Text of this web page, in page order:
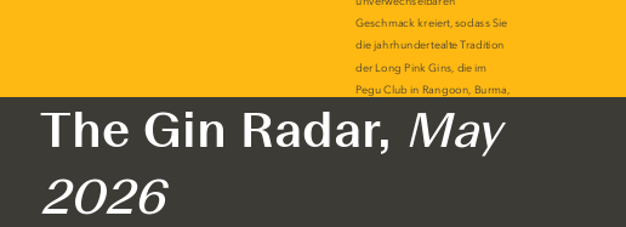
The Gin Radar, May
2026